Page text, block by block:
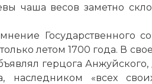
чаша весов заметно
Государственного
летом 1700 года. В
герцога
«всех